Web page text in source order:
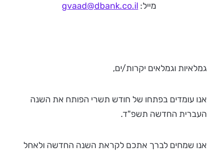
מייל: gvaad@dbank.co.il
גמלאיות וגמלאים יקרות/ים,
אנו עומדים בפתחו של חודש תשרי הפותח את השנה
העברית החדשה תשפ"ד.
אנו שמחים לברך אתכם לקראת השנה החדשה ולאחל